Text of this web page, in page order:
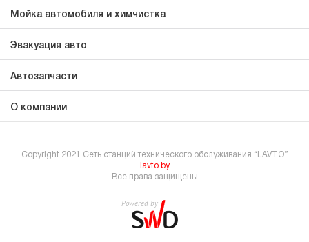
Мойка автомобиля и химчистка
Эвакуация авто
Автозапчасти
О компании
Copyright 2021 Сеть станций технического обслуживания “LAVTO”
lavto.by
Все права защищены